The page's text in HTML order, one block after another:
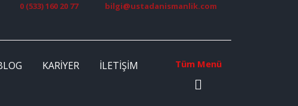
0 (533) 160 20 77 bilgi@ustadanismanlik.com
KARIYER İLETIŞIM Tüm Menü